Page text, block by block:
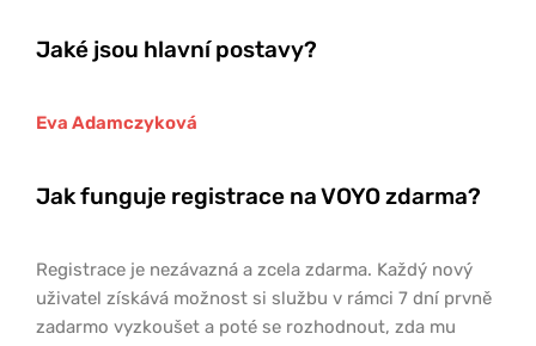
Jaké jsou hlavní postavy?
Eva Adamczyková
Jak funguje registrace na VOYO zdarma?
Registrace je nezávazná a zcela zdarma. Každý nový
uživatel získává možnost si službu v rámci 7 dní prvně
zadarmo vyzkoušet a poté se rozhodnout, zda mu